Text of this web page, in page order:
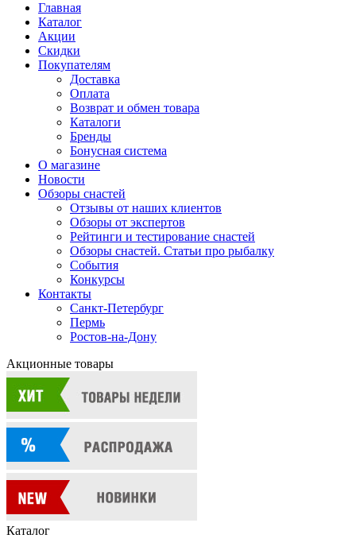
Главная
Каталог
Акции
Скидки
Покупателям
Доставка
Оплата
Возврат и обмен товара
Каталоги
Бренды
Бонусная система
О магазине
Новости
Обзоры снастей
Отзывы от наших клиентов
Обзоры от экспертов
Рейтинги и тестирование снастей
Обзоры снастей. Статьи про рыбалку
События
Конкурсы
Контакты
Санкт-Петербург
Пермь
Ростов-на-Дону
Акционные товары
Каталог